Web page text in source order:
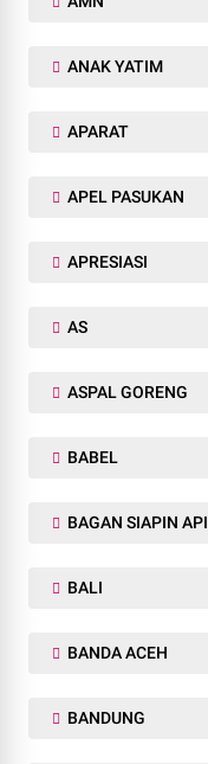
ANAK YATIM
APARAT
APEL PASUKAN
APRESIASI
AS
ASPAL GORENG
BABEL
BAGAN SIAPIN API
BALI
BANDA ACEH
BANDUNG